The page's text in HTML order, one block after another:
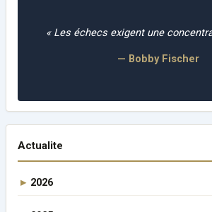
quelque chose à faire ; la stratégie,
faire quand il n'y a rien à
Actualite
2026